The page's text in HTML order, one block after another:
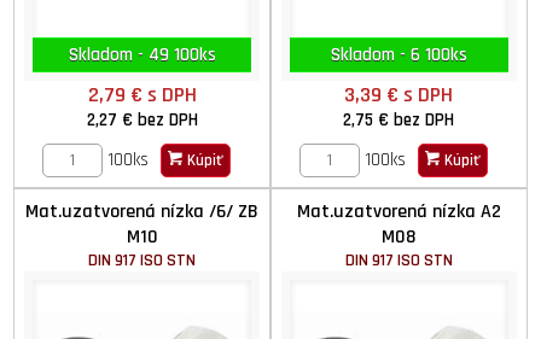
Skladom - 49 100ks
2,79 € s DPH
2,27 € bez DPH
100ks
Kúpiť
Skladom - 6 100ks
3,39 €s DPH
2,75 €bez DPH
100ks
Kúpiť
Mat.uzatvorená nízka /6/ ZB
M10
DIN 917 ISO STN
Mat.uzatvorená nízka A2
M08
DIN 917 ISO STN